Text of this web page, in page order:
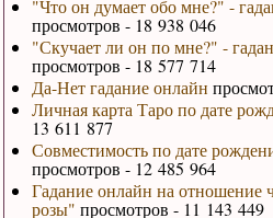
"Что он думает обо мне?" -
просмотров - 18 938 046
"Скучает ли он по мне?" -
просмотров - 18 577 714
Да-Нет гадание онлайн
Личная карта Таро по дате
13 611 877
Совместимость по дате
просмотров - 12 485 964
Гадание онлайн на отношение
розы" просмотров - 11 143 449